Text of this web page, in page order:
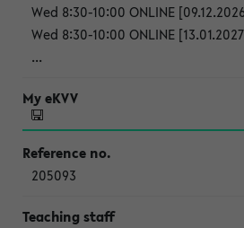
Wed 8:30-10:00 ONLINE
Wed 8:30-10:00 ONLINE
...
205093